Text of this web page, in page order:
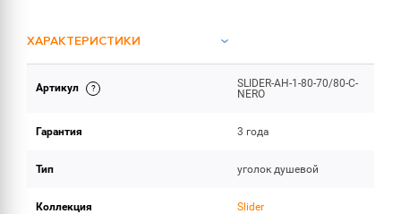
ХАРАКТЕРИСТИКИ
ОБЪЕМ ПОСТАВКИ
Артикул
SLIDER-AH-1-80-70/80-C-
NERO
Гарантия 3 года
Тип уголок душевой
Коллекция Slider